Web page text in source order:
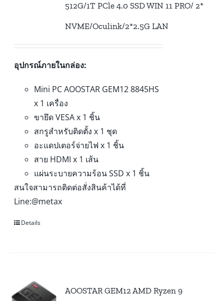
512G/1T PCle 4.0 SSD WIN 11 PRO/ 2*
NVME/Oculink/2*2.5G LAN
อุปกรณ์ภายในกล่อง:
Mini PC AOOSTAR GEM12 8845HS
x 1 เครื่อง
ขายึด VESA x 1 ชิ้น
สกรูสำหรับติดตั้ง x 1 ชุด
อะแดปเตอร์จ่ายไฟ x 1 ชิ้น
สาย HDMI x 1 เส้น
แผ่นระบายความร้อน SSD x 1 ชิ้น
สนใจสามารถติดต่อสั่งสินค้าได้ที่
Line:@metax
Details
AOOSTAR GEM12 AMD Ryzen 9